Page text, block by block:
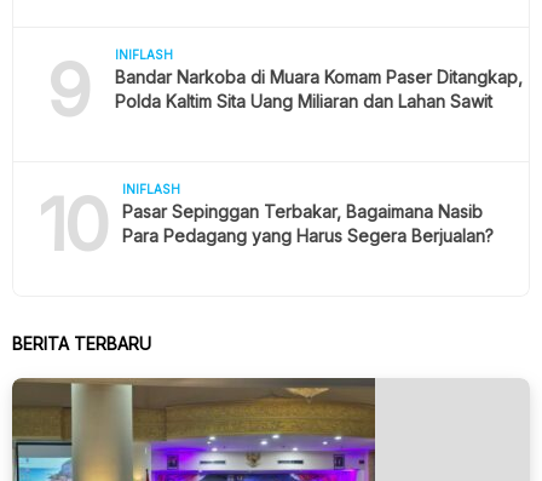
9 INIFLASH
Bandar Narkoba di Muara Komam Paser Ditangkap,
Polda Kaltim Sita Uang Miliaran dan Lahan Sawit
10 INIFLASH
Pasar Sepinggan Terbakar, Bagaimana Nasib
Para Pedagang yang Harus Segera Berjualan?
BERITA TERBARU